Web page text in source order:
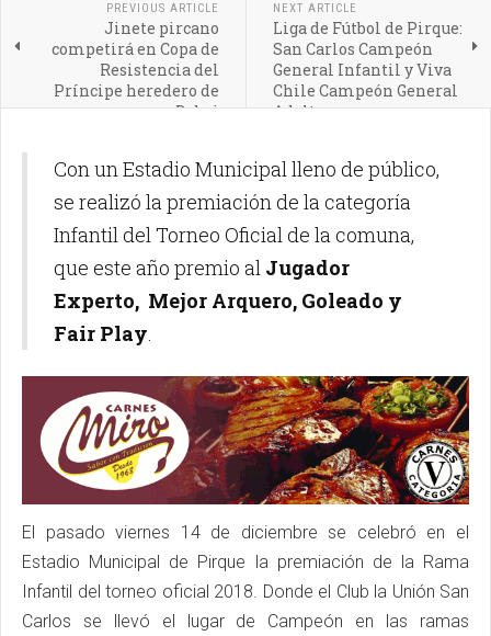
PREVIOUS ARTICLE
Jinete pircano
competirá en Copa de
Resistencia del
Príncipe heredero de
Dubai
NEXT ARTICLE
Liga de Fútbol de Pirque:
San Carlos Campeón
General Infantil y Viva
Chile Campeón General
Adulto
Con un Estadio Municipal lleno de público,
se realizó la premiación de la categoría
Infantil del Torneo Oficial de la comuna,
que este año premio al Jugador
Experto, Mejor Arquero, Goleado y
Fair Play.
El pasado viernes 14 de diciembre se celebró en el
Estadio Municipal de Pirque la premiación de la Rama
Infantil del torneo oficial 2018. Donde el Club la Unión San
Carlos se llevó el lugar de Campeón en las ramas